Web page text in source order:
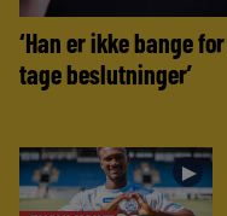
‘Han er ikke bange
tage beslutninger’
►